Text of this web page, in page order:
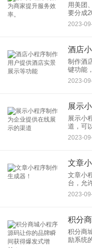
用美团
要分成
平台，
就没有
2023-
制作酒
键功能
是一些
2023-
展示小
道，可
司信息
键功能
2023-
文章
文章小
台，允
代码。
2023-
积分商
励系统